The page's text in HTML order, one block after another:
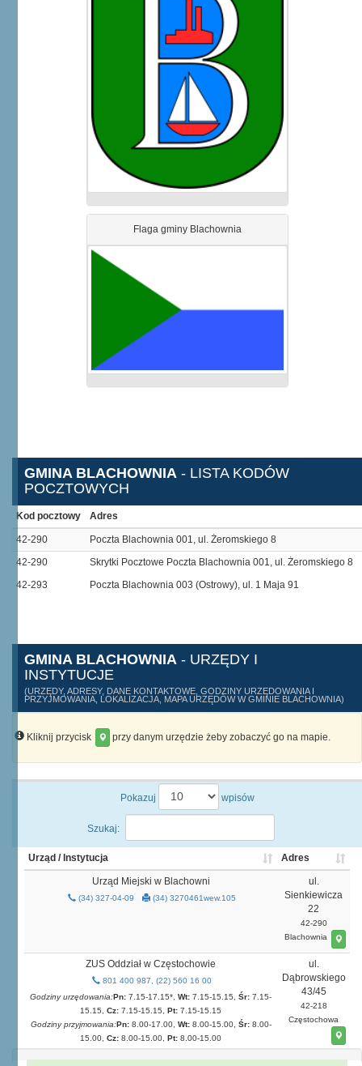
Flaga gminy Blachownia
GMINA BLACHOWNIA - LISTA KODÓW
POCZTOWYCH
Kod pocztowy Adres
42-290
Poczta Blachownia 001, ul. Żeromskiego 8
42-290
Skrytki Pocztowe Poczta Blachownia 001, ul. Żeromskiego 8
42-293
Poczta Blachownia 003 (Ostrowy), ul. 1 Maja 91
GMINA BLACHOWNIA - URZĘDY I
INSTYTUCJE
(URZĘDY, ADRESY, DANE KONTAKTOWE, GODZINY URZĘDOWANIA I
PRZYJMOWANIA, LOKALIZACJA, MAPA URZĘDÓW W GMINIE BLACHOWNIA)
Kliknij przycisk przy danym urzędzie żeby zobaczyć go na mapie.
Pokazuj wpisów
Szukaj:
Urząd / Instytucja Adres
Urząd Miejski w Blachowni
(34) 327-04-09 (34) 3270461wew.105
ul.
Sienkiewicza
22
42-290
Blachownia
ZUS Oddział w Częstochowie
801 400 987, (22) 560 16 00
Godziny urzędowania:Pn: 7.15-17.15*, Wt: 7.15-15.15, Śr: 7.15-
15.15, Cz: 7.15-15.15, Pt: 7.15-15.15
Godziny przyjmowania:Pn:8.00-17.00, Wt:8.00-15.00, Śr:8.00-
15.00, Cz: 8.00-15.00, Pt: 8.00-15.00
ul.
Dąbrowskiego
43/45
42-218
Częstochowa